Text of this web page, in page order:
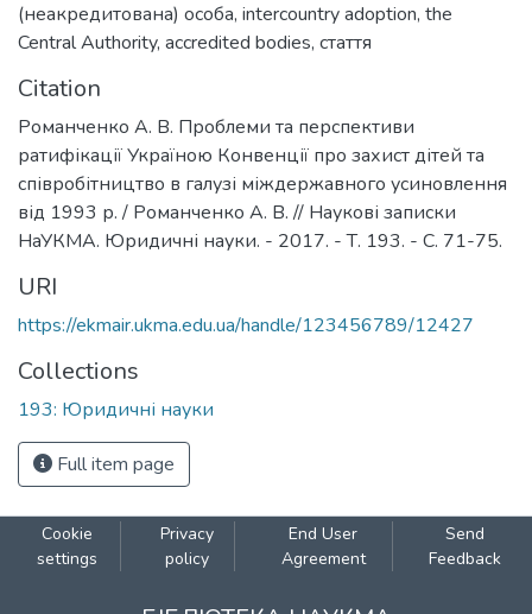
(неакредитована) особа, intercountry adoption, the
Central Authority, accredited bodies, стаття
Citation
Романченко А. В. Проблеми та перспективи
ратифікації Україною Конвенції про захист дітей та
співробітництво в галузі міждержавного усиновлення
від 1993 р. / Романченко А. В. // Наукові записки
НаУКМА. Юридичні науки. - 2017. - Т. 193. - С. 71-75.
URI
https://ekmair.ukma.edu.ua/handle/123456789/12427
Collections
193: Юридичні науки
Full item page
Cookie
settings
Privacy
policy
End User
Agreement
Send
Feedback